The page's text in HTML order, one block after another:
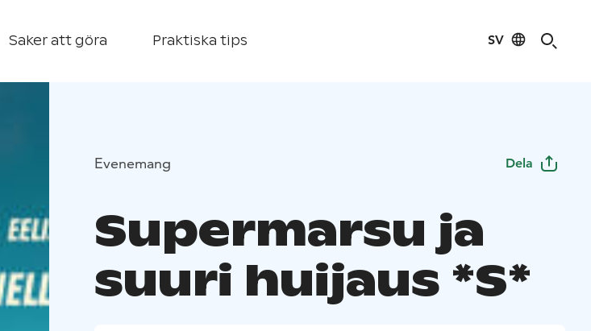
Saker att göra Praktiska tips SV
Evenemang Dela
Supermarsu ja
suuri huijaus *S*